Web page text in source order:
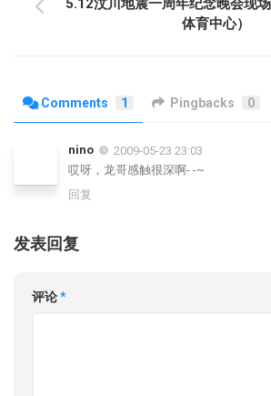
5.12汶川地震一周年纪念晚会现
体育中心）
Comments 1 Pingbacks 0
nino
2009-05-23 23:03
哎呀，龙哥感触很深啊- -~
回复
发表回复
评论*